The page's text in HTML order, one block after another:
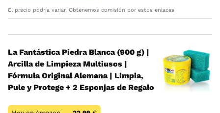
El precio podría variar. Obtenemos comisión por estos enlaces
La Fantástica Piedra Blanca (900 g) |
Arcilla de Limpieza Multiusos |
Fórmula Original Alemana | Limpia,
Pule y Protege + 2 Esponjas de Regalo